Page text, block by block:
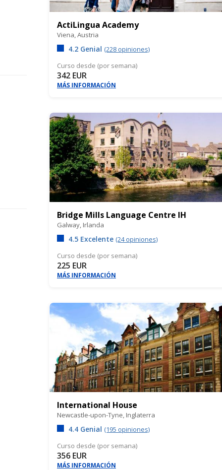
ActiLingua Academy
Viena, Austria
4.2 Genial (228 opiniones)
Curso desde (por semana)
342 EUR
MÁS INFORMACIÓN
Bridge Mills Language Centre IH
Galway, Irlanda
4.5 Excelente (24 opiniones)
Curso desde (por semana)
225 EUR
MÁS INFORMACIÓN
International House
Newcastle-upon-Tyne, Inglaterra
4.4 Genial (195 opiniones)
Curso desde (por semana)
356 EUR
MÁS INFORMACIÓN